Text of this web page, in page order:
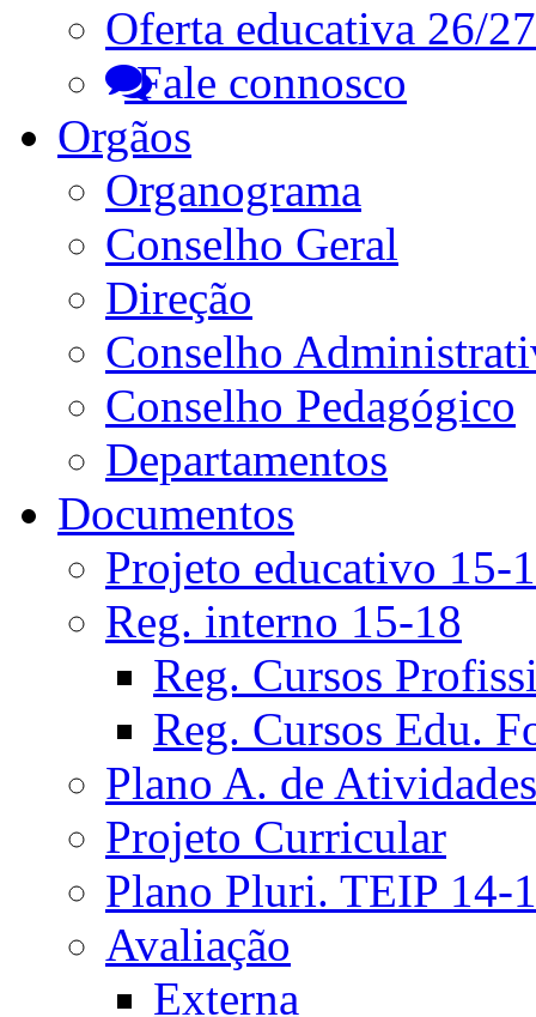
Oferta educativa 26/27
Fale connosco
Orgãos
Organograma
Conselho Geral
Direção
Conselho
Conselho Pedagógico
Departamentos
Documentos
Projeto educativo 15-
Reg. interno 15-18
Reg. Cursos
Reg. Cursos Edu.
Plano A. de Atividades
Projeto Curricular
Plano Pluri. TEIP 14-
Avaliação
Externa